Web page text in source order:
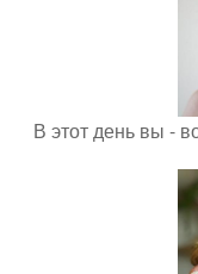
В этот день вы -